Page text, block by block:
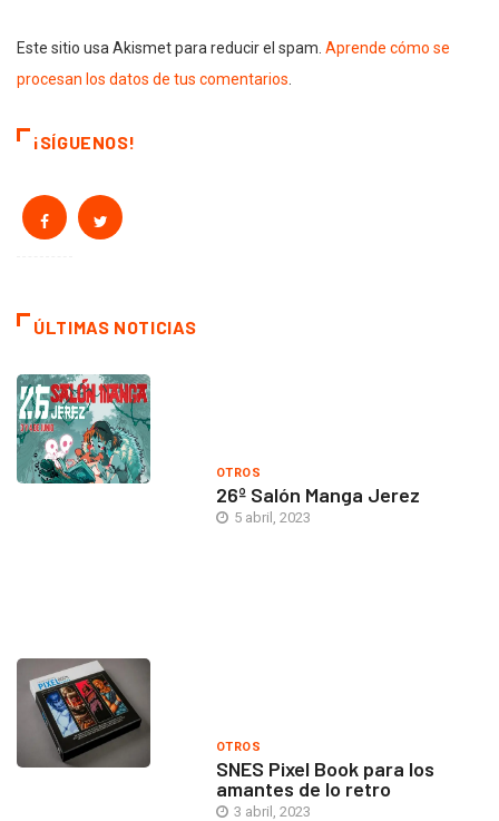
Este sitio usa Akismet para reducir el spam. Aprende cómo se
procesan los datos de tus comentarios
¡SÍGUENOS!
ÚLTIMAS NOTICIAS
OTROS
26º Salón Manga Jerez
5 abril, 2023
OTROS
SNES Pixel Book para los
amantes de lo retro
3 abril, 2023